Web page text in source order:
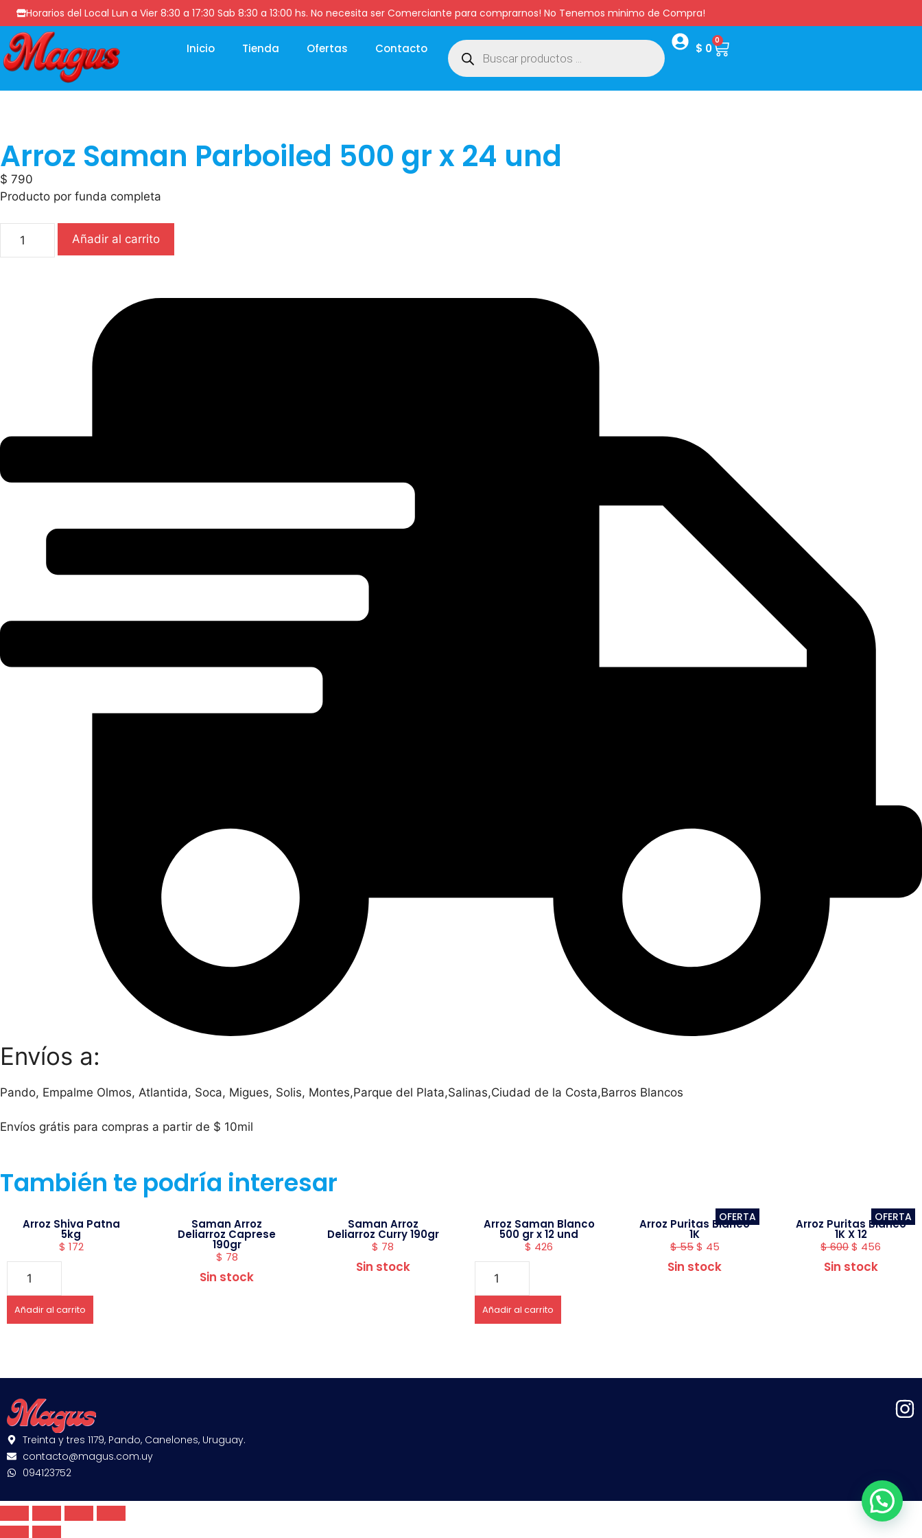
Horarios del Local Lun a Vier 8:30 a 17:30 Sab 8:30 a 13:00 hs. No necesita ser Comerciante para comprarnos! No Tenemos minimo de Compra!
Inicio Tienda Ofertas Contacto $ 0
0
Arroz Saman Parboiled 500 gr x 24 und
$ 790
Producto por funda completa
Añadir al carrito
Envíos a:
Pando, Empalme Olmos, Atlantida, Soca, Migues, Solis, Montes,Parque del Plata,Salinas,Ciudad de la Costa,Barros Blancos
Envíos grátis para compras a partir de $ 10mil
También te podría interesar
Arroz Shiva Patna
5kg
$ 172
Añadir al carrito
Saman Arroz
Deliarroz Caprese
190gr
$ 78
Sin stock
Saman Arroz
Deliarroz Curry 190gr
$ 78
Sin stock
Arroz Saman Blanco
500 gr x 12 und
$ 426
Añadir al carrito
OFERTA
Arroz Puritas Blanco
1K
$55$ 45
Sin stock
OFERTA
Arroz Puritas Blanco
1K X 12
$600$ 456
Sin stock
Treinta y tres 1179, Pando, Canelones, Uruguay.
contacto@magus.com.uy
094123752